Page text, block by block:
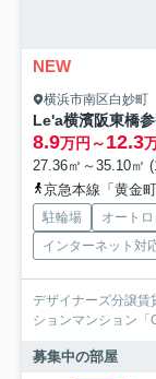
NEW
横浜市南区白妙町
Le'a横濱阪東橋
8.9万円～12.3
27.36㎡～35.10㎡
京急本線「黄金
駐輪場 オートロ
インターネット対
デザイナーズ分譲賃
ションマンション「
募集中の部屋